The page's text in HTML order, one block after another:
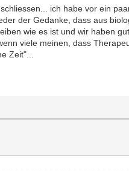
ich habe vor ein
der Gedanke, dass aus
wie es ist und wir haben
viele meinen, dass
Zeit"...